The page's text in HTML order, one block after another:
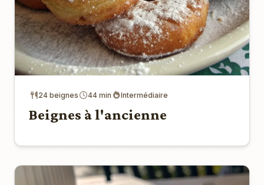
24 beignes 44 min Intermédiaire
Beignes à l'ancienne